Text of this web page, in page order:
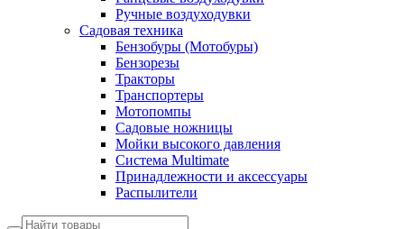
Ручные воздуходувки
Садовая техника
Бензобуры (Мотобуры)
Бензорезы
Тракторы
Транспортеры
Мотопомпы
Садовые ножницы
Мойки высокого давления
Система Multimate
Принадлежности и аксессуары
Распылители